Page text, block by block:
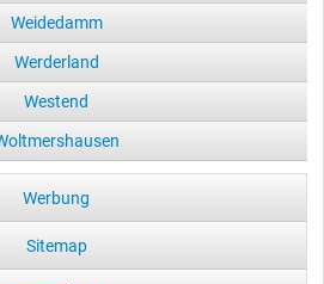
Weidedamm
Werderland
Westend
Werbung
Sitemap